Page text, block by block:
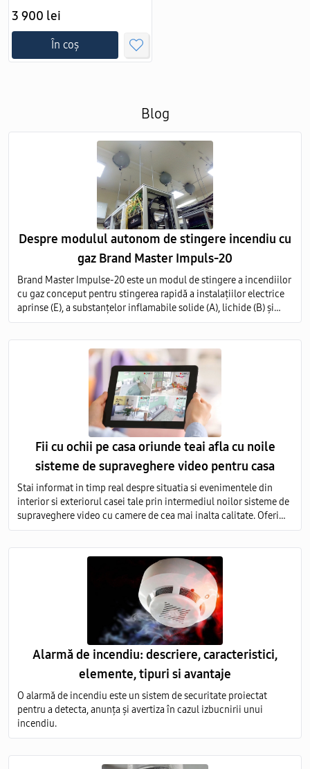
3 900 lei
În coș
Blog
Despre modulul autonom de stingere incendiu cu
gaz Brand Master Impuls-20
Brand Master Impulse-20 este un modul de stingere a incendiilor
cu gaz conceput pentru stingerea rapidă a instalațiilor electrice
aprinse (E), a substanțelor inflamabile solide (A), lichide (B) și
gazoase (C) pe întregul volum al obiectului protejat.
Fii cu ochii pe casa oriunde teai afla cu noile
sisteme de supraveghere video pentru casa
Stai informat in timp real despre situatia si evenimentele din
interior si exteriorul casei tale prin intermediul noilor sisteme de
supraveghere video cu camere de cea mai inalta calitate. Oferim
servicii de vanzare si montare a echipamentelor de monitorizare
Alarmă de incendiu: descriere, caracteristici,
elemente, tipuri si avantaje
O alarmă de incendiu este un sistem de securitate proiectat
pentru a detecta, anunța și avertiza în cazul izbucnirii unui
incendiu.